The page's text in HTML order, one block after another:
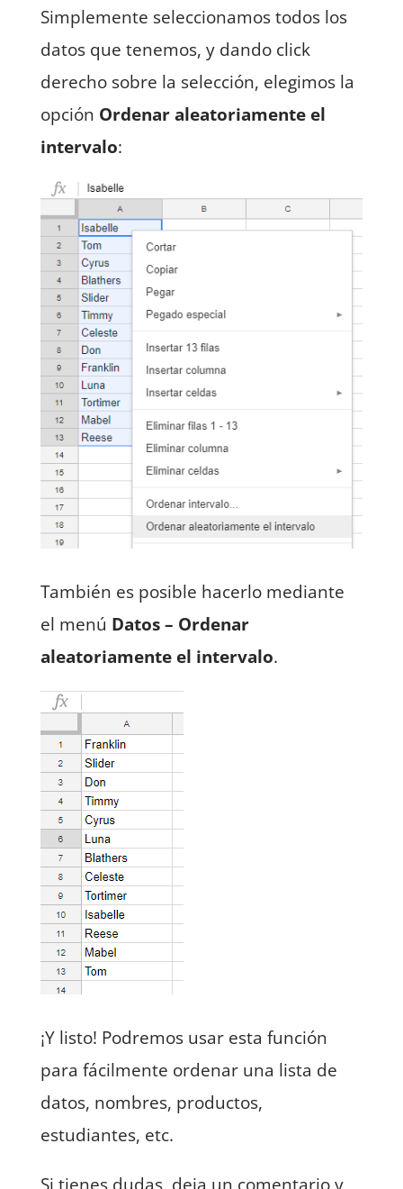
Simplemente seleccionamos todos los
datos que tenemos, y dando click
derecho sobre la selección, elegimos la
opción Ordenar aleatoriamente el
intervalo:
También es posible hacerlo mediante
el menú Datos – Ordenar
aleatoriamente el intervalo.
¡Y listo! Podremos usar esta función
para fácilmente ordenar una lista de
datos, nombres, productos,
estudiantes, etc.